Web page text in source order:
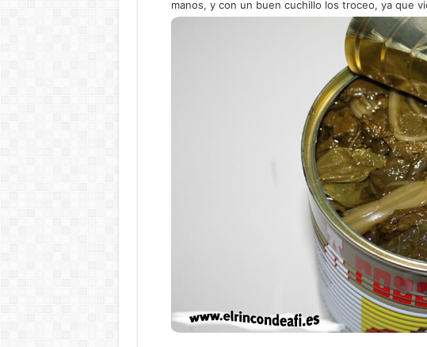
manos, y con un buen cuchillo los troceo, ya que